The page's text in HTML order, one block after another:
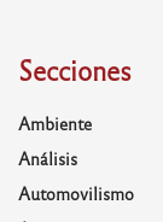
Secciones
Ambiente
Análisis
Automovilismo